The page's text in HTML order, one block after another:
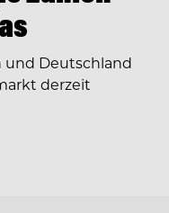
und Deutschland
derzeit